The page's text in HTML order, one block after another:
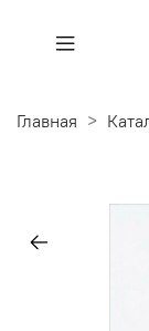
Главная